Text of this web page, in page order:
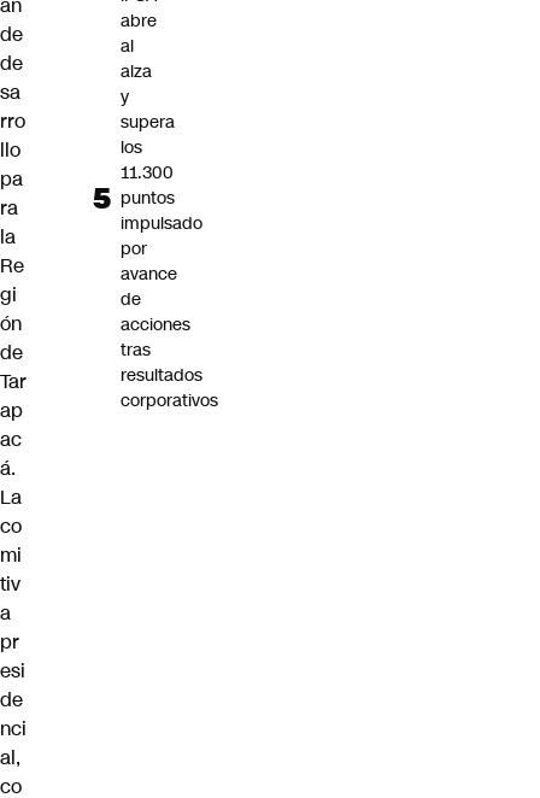
de
de
sa
rro
llo
pa
ra
la
Re
gi
ón
de
Tar
ap
ac
á.
La
co
mi
tiv
a
pr
esi
de
nci
al,
co
abre
al
alza
y
supera
los
11.300
puntos
impulsado
por
avance
de
acciones
tras
resultados
corporativos